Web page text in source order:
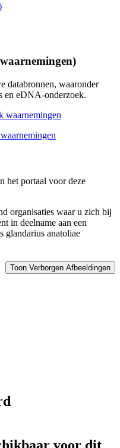
waarnemingen)
databronnen, waaronder
en eDNA-onderzoek.
waarnemingen
het portaal voor deze
organisaties waar u zich bij
in deelname aan een
glandarius anatoliae
Toon Verborgen Afbeeldingen